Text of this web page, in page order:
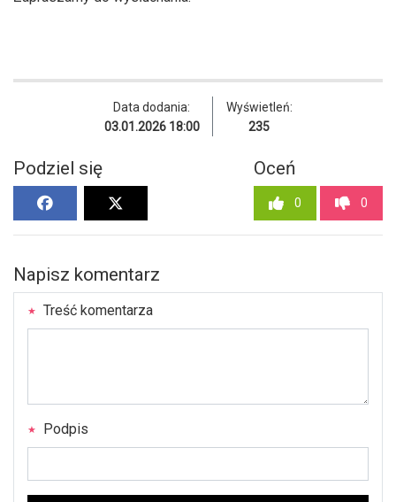
Data dodania:
03.01.2026 18:00
Wyświetleń:
235
Podziel się Oceń
0 0
Napisz komentarz
Treść komentarza
Podpis